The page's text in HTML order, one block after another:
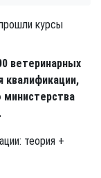
ветеринарных
квалификации,
министерства
теория +